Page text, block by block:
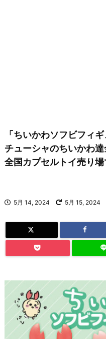
「ちいかわソフビフィ
チューシャのちいかわ
全国カプセルトイ売り
5月 14, 2024 5月 15, 2024